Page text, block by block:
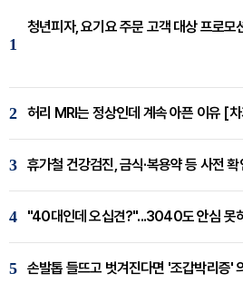
1
청년피자, 요기요 주문 고객 대상 프로모
2 허리 MRI는 정상인데 계속 아픈 이유 [
3 휴가철 건강검진, 금식·복용약 등 사전
4 "40대인데 오십견?"...3040도 안심 못
5 손발톱 들뜨고 벗겨진다면 '조갑박리증'